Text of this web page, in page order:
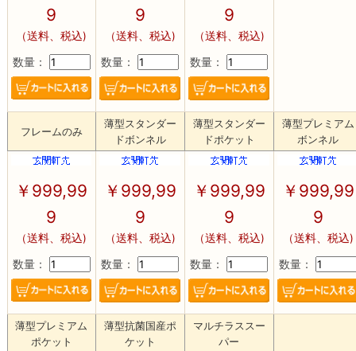
9
（送料、税込)
数量：
9
（送料、税込)
数量：
9
（送料、税込)
数量：
フレームのみ
薄型スタンダー
ドボンネル
薄型スタンダー
ドポケット
薄型プレミアム
ボンネル
￥ 999,99
9
（送料、税込)
数量：
￥ 999,99
9
（送料、税込)
数量：
￥ 999,99
9
（送料、税込)
数量：
￥ 999,99
9
（送料、税込)
数量：
薄型プレミアム
ポケット
薄型抗菌国産ポ
ケット
マルチラススー
パー